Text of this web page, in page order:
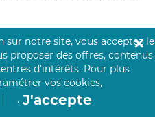
notre site, vous acceptez le
proposer des offres, contenus
d’intérêts. Pour plus
vos cookies,
. J'accepte
✕